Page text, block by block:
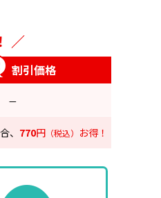
割引価格
—
、 770円 （税込） お得！